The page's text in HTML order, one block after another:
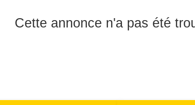
Cette annonce n'a pas été